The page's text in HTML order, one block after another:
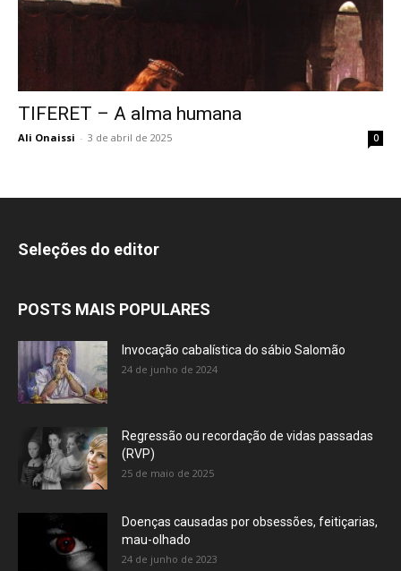
TIFERET – A alma humana
Ali Onaissi - 3 de abril de 2025 0
Seleções do editor
POSTS MAIS POPULARES
Invocação cabalística do sábio Salomão
24 de junho de 2024
Regressão ou recordação de vidas passadas
(RVP)
25 de maio de 2025
Doenças causadas por obsessões, feitiçarias,
mau-olhado
24 de junho de 2023